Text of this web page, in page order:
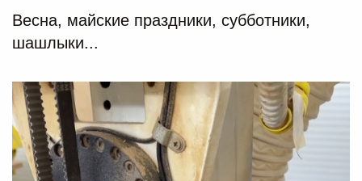
Весна, майские праздники, субботники,
шашлыки...